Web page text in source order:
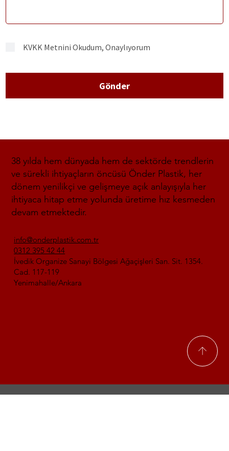
Gönder
KVKK Metnini Okudum, Onaylıyorum
38 yılda hem dünyada hem de sektörde trendlerin
ve sürekli ihtiyaçların öncüsü Önder Plastik, her
dönem yenilikçi ve gelişmeye açık anlayışıyla her
ihtiyaca hitap etme yolunda üretime hız kesmeden
devam etmektedir.
info@onderplastik.com.tr
0312 395 42 44
İvedik Organize Sanayi Bölgesi Ağaçişleri San. Sit. 1354.
Cad. 117-119
Yenimahalle/Ankara